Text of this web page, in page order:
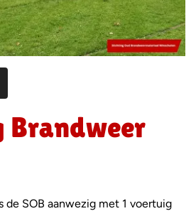
Brandweer
de SOB aanwezig met 1 voertuig